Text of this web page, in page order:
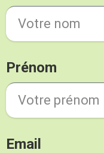
Prénom
Email